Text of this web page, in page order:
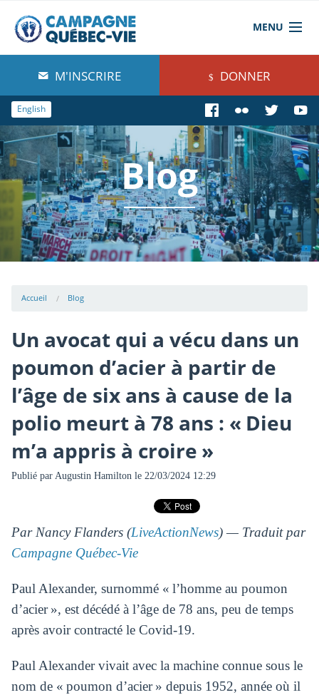
MENU
À propos de nous
Blog
Comprendre
Agir
Boutique
M'INSCRIRE DONNER
English
Blog
Accueil Blog
Un avocat qui a vécu dans un
poumon d’acier à partir de
l’âge de six ans à cause de la
polio meurt à 78 ans : « Dieu
m’a appris à croire »
Publié par Augustin Hamilton le 22/03/2024 12:29
Par Nancy Flanders (LiveActionNews) — Traduit par
Campagne Québec-Vie
Paul Alexander, surnommé « l’homme au poumon
d’acier », est décédé à l’âge de 78 ans, peu de temps
après avoir contracté le Covid-19.
Paul Alexander vivait avec la machine connue sous le
nom de « poumon d’acier » depuis 1952, année où il